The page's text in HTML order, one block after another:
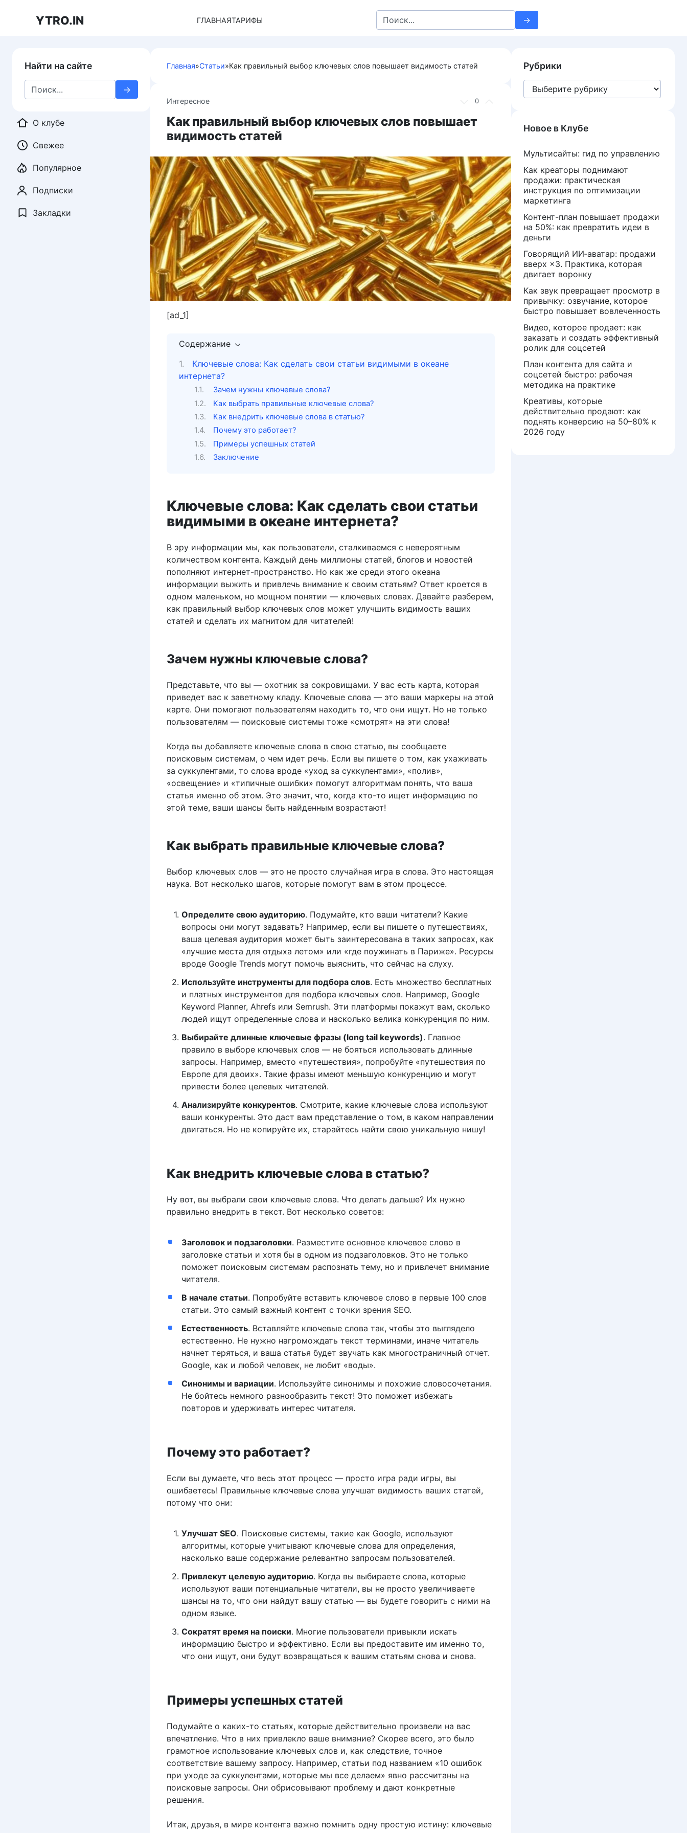
YTRO.IN ГЛАВНАЯТАРИФЫ
Search
for:
Главная»Статьи»Как правильный выбор ключевых слов повышает видимость статей
0
Интересное
Как правильный выбор ключевых слов повышает
видимость статей
[ad_1]
Содержание
Ключевые слова: Как сделать свои статьи видимыми в океане
интернета?
Зачем нужны ключевые слова?
Как выбрать правильные ключевые слова?
Как внедрить ключевые слова в статью?
Почему это работает?
Примеры успешных статей
Заключение
Ключевые слова: Как сделать свои статьи
видимыми в океане интернета?
В эру информации мы, как пользователи, сталкиваемся с невероятным
количеством контента. Каждый день миллионы статей, блогов и новостей
пополняют интернет-пространство. Но как же среди этого океана
информации выжить и привлечь внимание к своим статьям? Ответ кроется в
одном маленьком, но мощном понятии — ключевых словах. Давайте разберем,
как правильный выбор ключевых слов может улучшить видимость ваших
статей и сделать их магнитом для читателей!
Зачем нужны ключевые слова?
Представьте, что вы — охотник за сокровищами. У вас есть карта, которая
приведет вас к заветному кладу. Ключевые слова — это ваши маркеры на этой
карте. Они помогают пользователям находить то, что они ищут. Но не только
пользователям — поисковые системы тоже «смотрят» на эти слова!
Когда вы добавляете ключевые слова в свою статью, вы сообщаете
поисковым системам, о чем идет речь. Если вы пишете о том, как ухаживать
за суккулентами, то слова вроде «уход за суккулентами», «полив»,
«освещение» и «типичные ошибки» помогут алгоритмам понять, что ваша
статья именно об этом. Это значит, что, когда кто-то ищет информацию по
этой теме, ваши шансы быть найденным возрастают!
Как выбрать правильные ключевые слова?
Выбор ключевых слов — это не просто случайная игра в слова. Это настоящая
наука. Вот несколько шагов, которые помогут вам в этом процессе.
Определите свою аудиторию. Подумайте, кто ваши читатели? Какие
вопросы они могут задавать? Например, если вы пишете о путешествиях,
ваша целевая аудитория может быть заинтересована в таких запросах, как
«лучшие места для отдыха летом» или «где поужинать в Париже». Ресурсы
вроде Google Trends могут помочь выяснить, что сейчас на слуху.
Используйте инструменты для подбора слов. Есть множество бесплатных
и платных инструментов для подбора ключевых слов. Например, Google
Keyword Planner, Ahrefs или Semrush. Эти платформы покажут вам, сколько
людей ищут определенные слова и насколько велика конкуренция по ним.
Выбирайте длинные ключевые фразы (long tail keywords). Главное
правило в выборе ключевых слов — не бояться использовать длинные
запросы. Например, вместо «путешествия», попробуйте «путешествия по
Европе для двоих». Такие фразы имеют меньшую конкуренцию и могут
привести более целевых читателей.
Анализируйте конкурентов. Смотрите, какие ключевые слова используют
ваши конкуренты. Это даст вам представление о том, в каком направлении
двигаться. Но не копируйте их, старайтесь найти свою уникальную нишу!
Как внедрить ключевые слова в статью?
Ну вот, вы выбрали свои ключевые слова. Что делать дальше? Их нужно
правильно внедрить в текст. Вот несколько советов:
Заголовок и подзаголовки. Разместите основное ключевое слово в
заголовке статьи и хотя бы в одном из подзаголовков. Это не только
поможет поисковым системам распознать тему, но и привлечет внимание
читателя.
В начале статьи. Попробуйте вставить ключевое слово в первые 100 слов
статьи. Это самый важный контент с точки зрения SEO.
Естественность. Вставляйте ключевые слова так, чтобы это выглядело
естественно. Не нужно нагромождать текст терминами, иначе читатель
начнет теряться, и ваша статья будет звучать как многостраничный отчет.
Google, как и любой человек, не любит «воды».
Синонимы и вариации. Используйте синонимы и похожие словосочетания.
Не бойтесь немного разнообразить текст! Это поможет избежать
повторов и удерживать интерес читателя.
Почему это работает?
Если вы думаете, что весь этот процесс — просто игра ради игры, вы
ошибаетесь! Правильные ключевые слова улучшат видимость ваших статей,
потому что они:
Улучшат SEO. Поисковые системы, такие как Google, используют
алгоритмы, которые учитывают ключевые слова для определения,
насколько ваше содержание релевантно запросам пользователей.
Привлекут целевую аудиторию. Когда вы выбираете слова, которые
используют ваши потенциальные читатели, вы не просто увеличиваете
шансы на то, что они найдут вашу статью — вы будете говорить с ними на
одном языке.
Сократят время на поиски. Многие пользователи привыкли искать
информацию быстро и эффективно. Если вы предоставите им именно то,
что они ищут, они будут возвращаться к вашим статьям снова и снова.
Примеры успешных статей
Подумайте о каких-то статьях, которые действительно произвели на вас
впечатление. Что в них привлекло ваше внимание? Скорее всего, это было
грамотное использование ключевых слов и, как следствие, точное
соответствие вашему запросу. Например, статьи под названием «10 ошибок
при уходе за суккулентами, которые мы все делаем» явно рассчитаны на
поисковые запросы. Они обрисовывают проблему и дают конкретные
решения.
Итак, друзья, в мире контента важно помнить одну простую истину: ключевые
Найти на сайте
Search
for:
О клубе
Свежее
Популярное
Подписки
Закладки
Рубрики
Рубрики
Новое в Клубе
Мультисайты: гид по управлению
Как креаторы поднимают
продажи: практическая
инструкция по оптимизации
маркетинга
Контент-план повышает продажи
на 50%: как превратить идеи в
деньги
Говорящий ИИ‑аватар: продажи
вверх ×3. Практика, которая
двигает воронку
Как звук превращает просмотр в
привычку: озвучание, которое
быстро повышает вовлеченность
Видео, которое продает: как
заказать и создать эффективный
ролик для соцсетей
План контента для сайта и
соцсетей быстро: рабочая
методика на практике
Креативы, которые
действительно продают: как
поднять конверсию на 50–80% к
2026 году